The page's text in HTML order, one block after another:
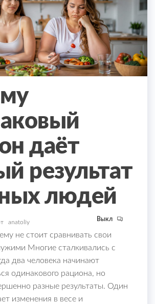
даёт
результат
людей
anatoliy Выкл
не стоит сравнивать свои
Многие сталкивались с
два человека начинают
одинакового рациона, но
разные результаты. Один
изменения в весе и